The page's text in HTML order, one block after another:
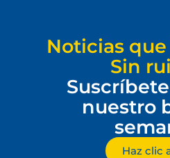
Noticias
Sin
nuestro
Haz clic